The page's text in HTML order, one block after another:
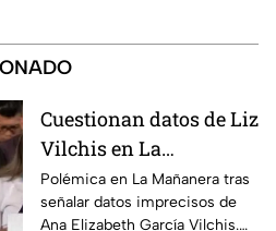
Cuestionan datos de Liz
Vilchis en La
Mañanera: estudio de
Reuters respalda a TV
Polémica en La Mañanera tras
señalar datos imprecisos de
Ana Elizabeth García Vilchis.